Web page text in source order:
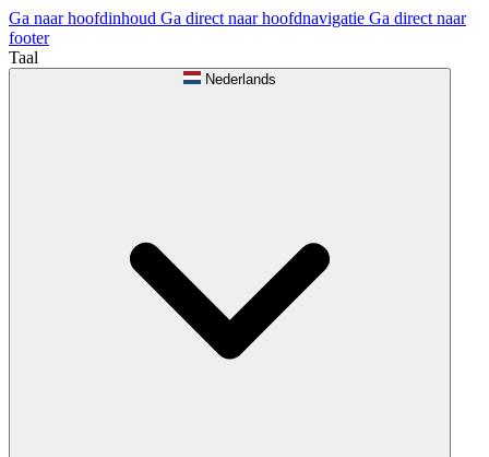
Ga naar hoofdinhoud Ga direct naar hoofdnavigatie Ga direct naar
footer
Taal
Nederlands